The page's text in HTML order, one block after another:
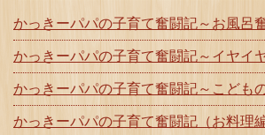
かっきーパパの子育て奮闘記～お風呂
かっきーパパの子育て奮闘記～イヤイ
かっきーパパの子育て奮闘記～こども
かっきーパパの子育て奮闘記（お料理編